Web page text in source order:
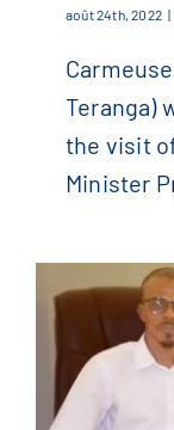
août 24th, 2022 |
Teranga)
the visit
Minister